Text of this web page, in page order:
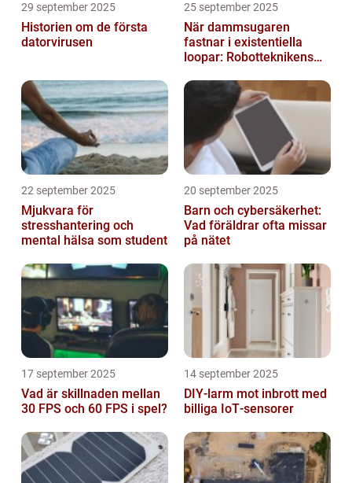
29 september 2025
Historien om de första
datorvirusen
25 september 2025
När dammsugaren
fastnar i existentiella
loopar: Robotteknikens
22 september 2025
Mjukvara för
stresshantering och
mental hälsa som student
20 september 2025
Barn och cybersäkerhet:
Vad föräldrar ofta missar
på nätet
17 september 2025
Vad är skillnaden mellan
30 FPS och 60 FPS i spel?
14 september 2025
DIY‑larm mot inbrott med
billiga IoT‑sensorer